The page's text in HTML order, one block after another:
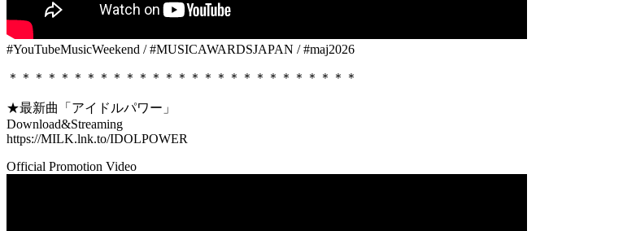
#YouTubeMusicWeekend / #MUSICAWARDSJAPAN / #maj2026
＊＊＊＊＊＊＊＊＊＊＊＊＊＊＊＊＊＊＊＊＊＊＊＊＊＊＊
★最新曲「アイドルパワー」
Download&Streaming
https://MILK.lnk.to/IDOLPOWER
Official Promotion Video